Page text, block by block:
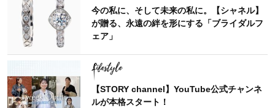
今の私に、そして未来の私に。【シャネル】
が贈る、永遠の絆を形にする「ブライダルフ
ェア」
Lifestyle
【STORY channel】YouTube公式チャンネ
ルが本格スタート！